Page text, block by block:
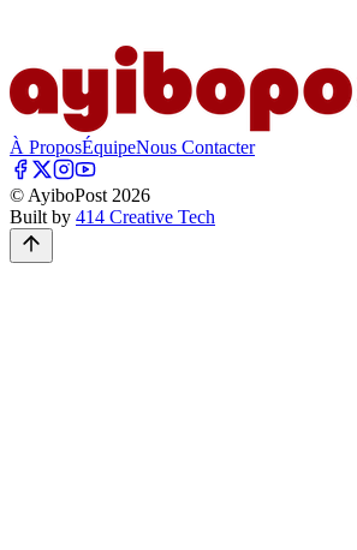
À ProposÉquipeNous Contacter
© AyiboPost 2026
Built by 414 Creative Tech